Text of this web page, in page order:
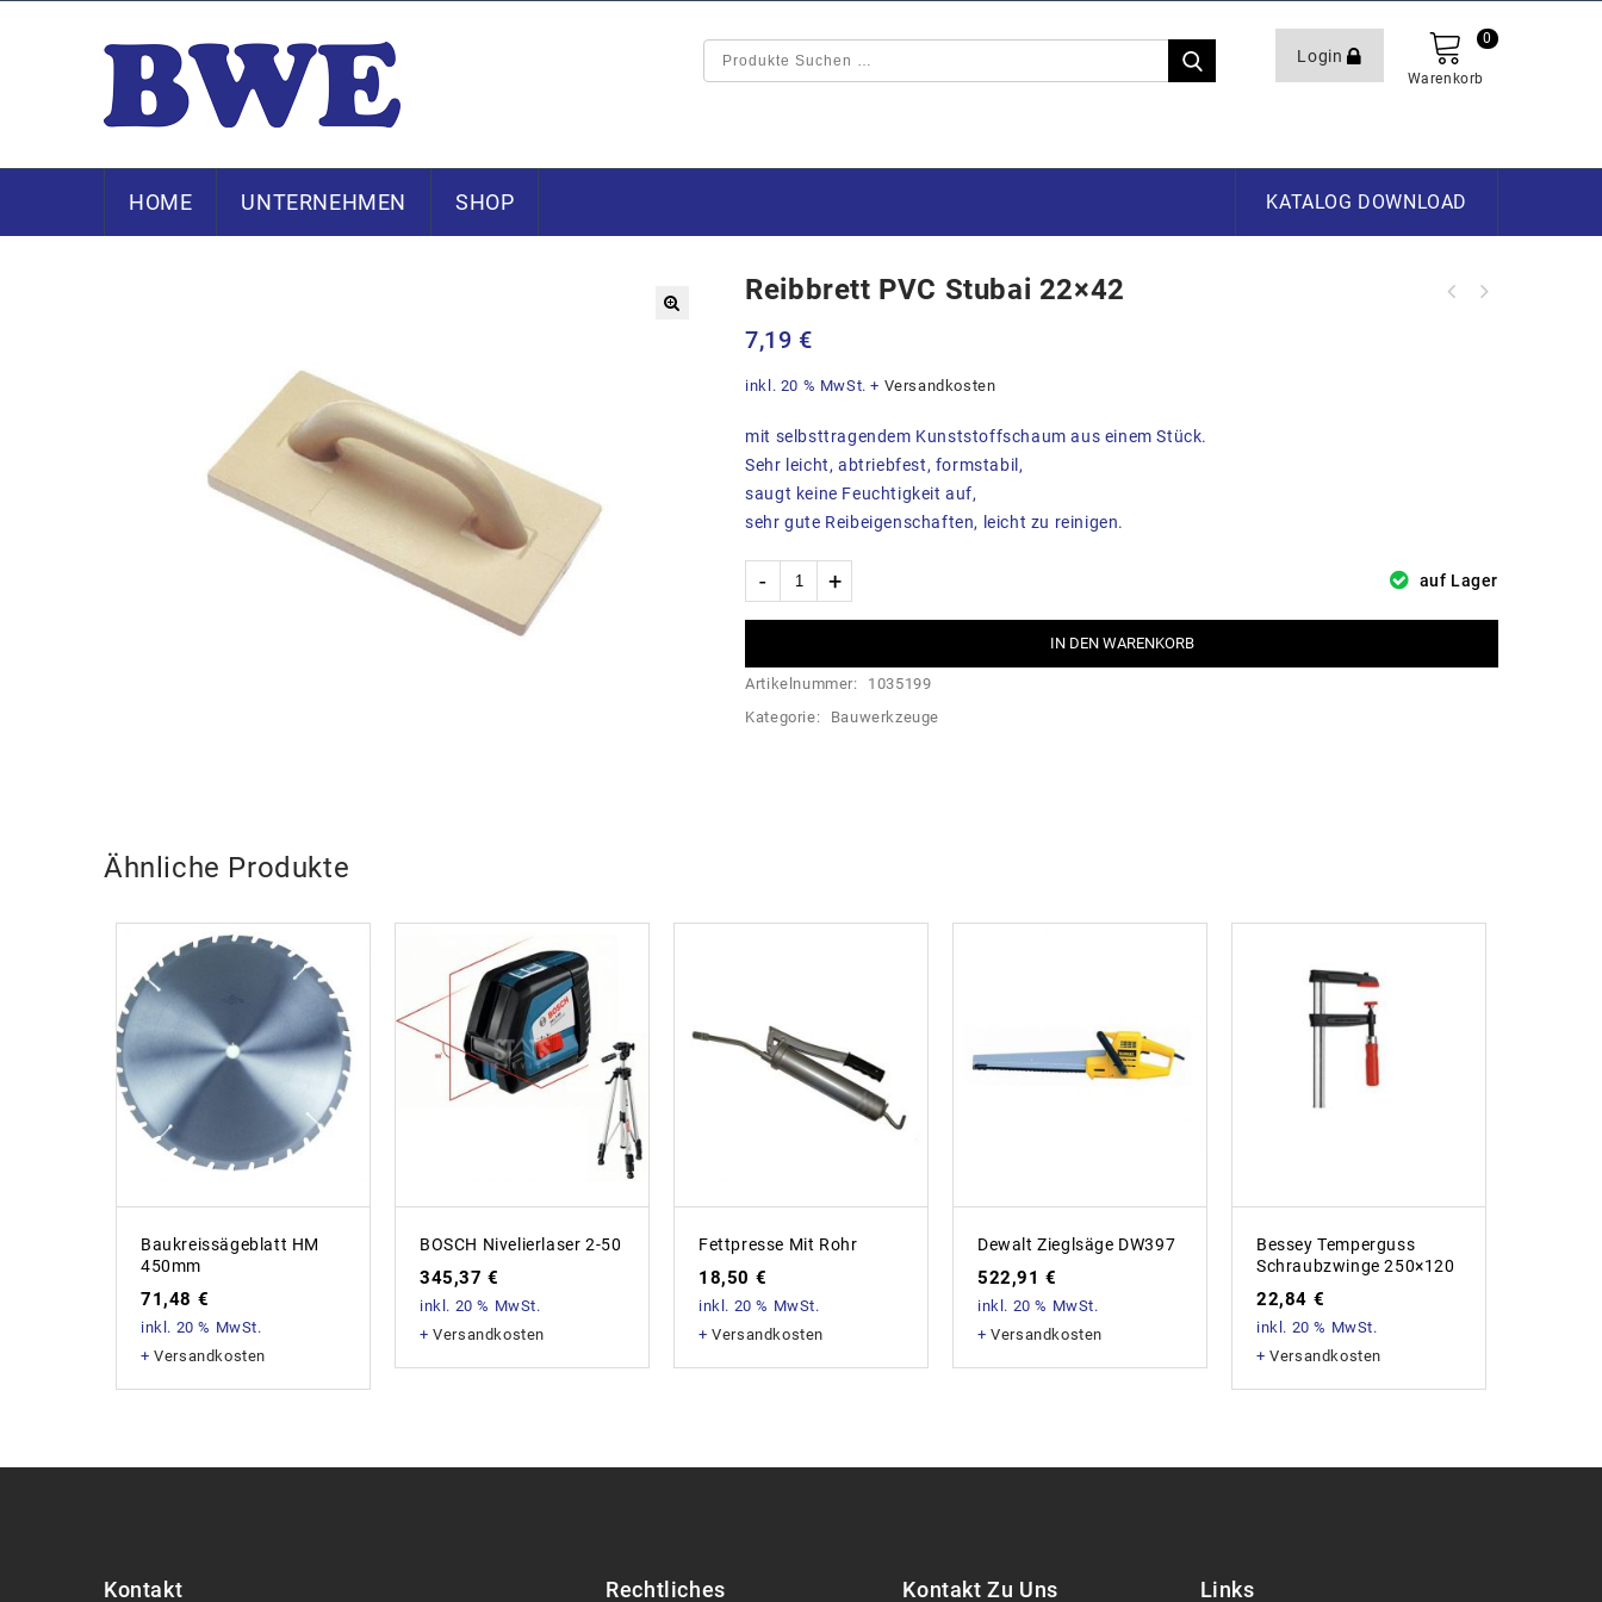
Login
Warenkorb
0
HOME UNTERNEHMEN SHOP KATALOG DOWNLOAD
Reibbrett PVC Stubai 22×42
7,19 €
inkl. 20 % MwSt. + Versandkosten
mit selbsttragendem Kunststoffschaum aus einem Stück.
Sehr leicht, abtriebfest, formstabil,
saugt keine Feuchtigkeit auf,
sehr gute Reibeigenschaften, leicht zu reinigen.
auf Lager
IN DEN WARENKORB
Artikelnummer:
1035199
Kategorie:
Bauwerkzeuge
Ähnliche Produkte
Baukreissägeblatt HM
450mm
71,48 €
inkl. 20 % MwSt.
+Versandkosten
BOSCH Nivelierlaser 2-50
345,37€
inkl. 20 % MwSt.
+Versandkosten
Fettpresse Mit Rohr
18,50 €
inkl. 20 % MwSt.
+Versandkosten
Dewalt Zieglsäge DW397
522,91€
inkl. 20 % MwSt.
+Versandkosten
Bessey Temperguss
Schraubzwinge 250×120
22,84 €
inkl. 20 % MwSt.
+Versandkosten
Kontakt Rechtliches Kontakt Zu Uns Links